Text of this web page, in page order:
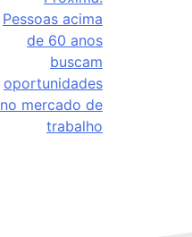
Pessoas acima
de 60 anos
buscam
oportunidades
no mercado de
trabalho